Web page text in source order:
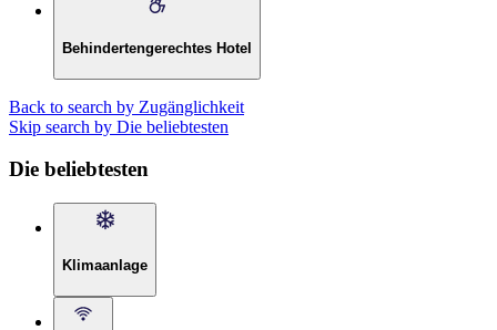
Behindertengerechtes Hotel
Back to search by Zugänglichkeit
Skip search by Die beliebtesten
Die beliebtesten
Klimaanlage